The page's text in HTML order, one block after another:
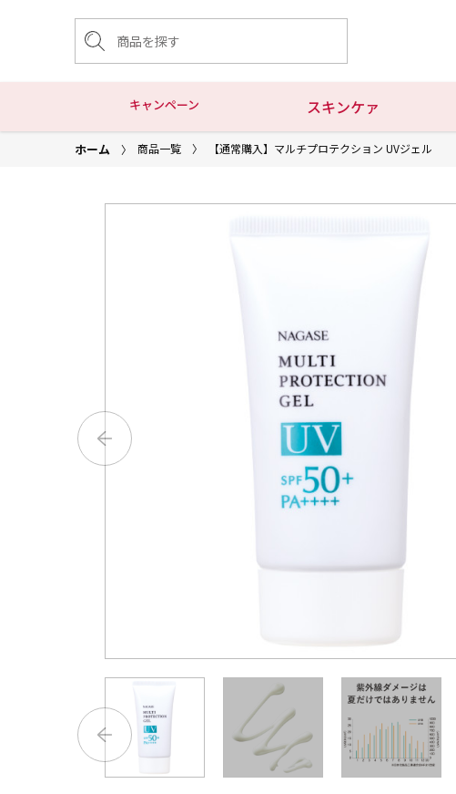
キャンペーン スキンケァ
ホーム 商品一覧 【通常購入】マルチプロテクション UVジェル